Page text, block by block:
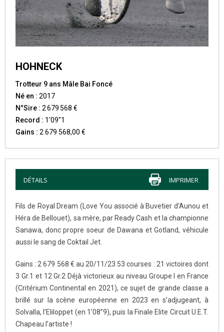
HOHNECK
Trotteur 9 ans Mâle Bai Foncé
Né en : 2017
N°Sire : 2 679 568 €
Record : 1'09"1
Gains : 2 679 568,00 €
IMPRIMER
DÉTAILS
Fils de Royal Dream (Love You associé à Buvetier d’Aunou et
Héra de Bellouet), sa mère, par Ready Cash et la championne
Sanawa, donc propre soeur de Dawana et Gotland, véhicule
aussi le sang de Coktail Jet.
Gains : 2 679 568 € au 20/11/23 53 courses : 21 victoires dont
3 Gr.1 et 12 Gr.2 Déjà victorieux au niveau Groupe I en France
(Critérium Continental en 2021), ce sujet de grande classe a
brillé sur la scène européenne en 2023 en s’adjugeant, à
Solvalla, l’Eliloppet (en 1’08’’9), puis la Finale Elite Circuit U.E.T.
Chapeau l’artiste !